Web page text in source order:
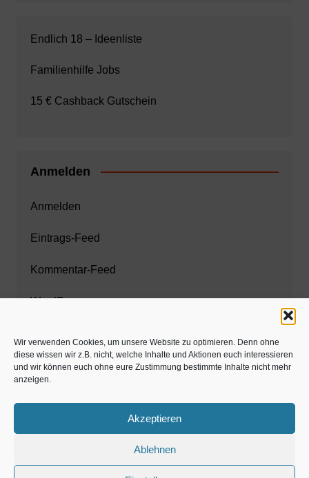
Wir verwenden Cookies, um unsere Website zu optimieren. Denn ohne
diese wissen wir z.B. nicht, welche Inhalte und Aktionen euch interessieren
und wir können euch ohne eure Zustimmung bestimmte Inhalte nicht mehr
anzeigen.
Akzeptieren
Ablehnen
Endlich 18 – Ideenliste
Familienhilfe Jobs
15 € Cashback Gutschein
Anmelden
Anmelden
Eintrags-Feed
Kommentar-Feed
WordPress.org
Zahnarzt München
www.estaregistrierung.org – ESTA
©familös - dieTestfamilie -